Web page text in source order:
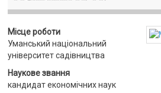
Місце роботи
Уманський національний
університет садівництва
Наукове звання
кандидат економічних наук